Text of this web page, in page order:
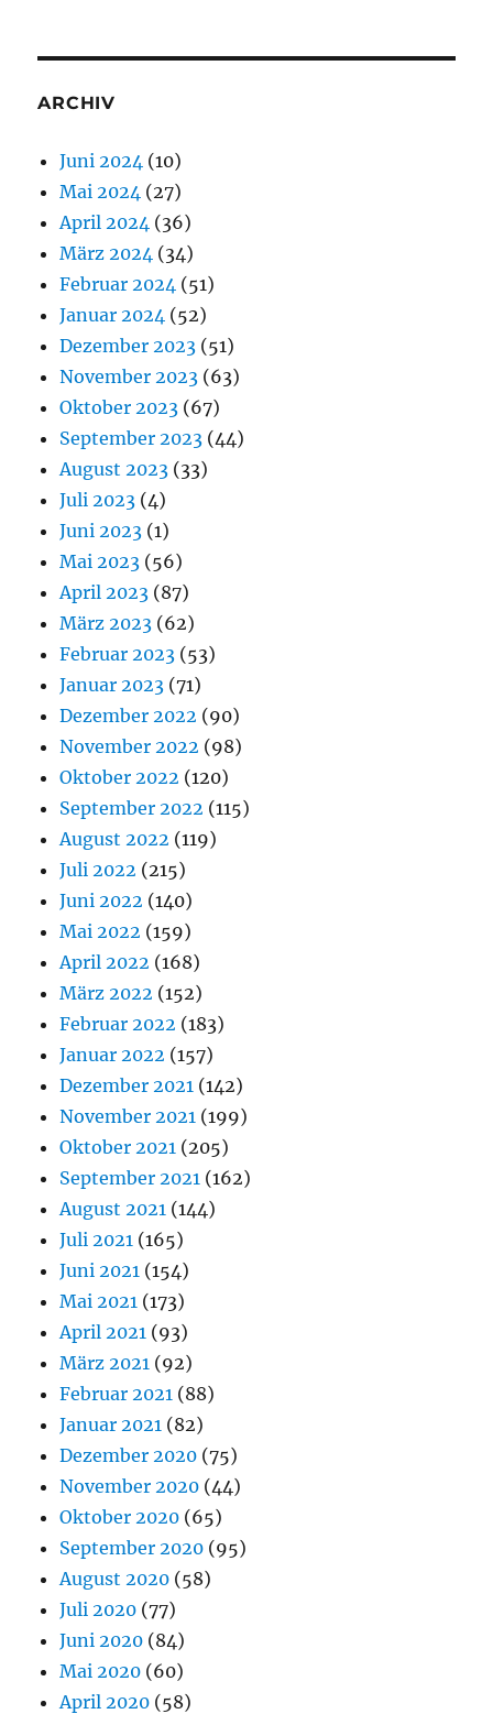
ARCHIV
Juni 2024 (10)
Mai 2024 (27)
April 2024 (36)
März 2024 (34)
Februar 2024 (51)
Januar 2024 (52)
Dezember 2023 (51)
November 2023 (63)
Oktober 2023 (67)
September 2023 (44)
August 2023 (33)
Juli 2023 (4)
Juni 2023 (1)
Mai 2023 (56)
April 2023 (87)
März 2023 (62)
Februar 2023 (53)
Januar 2023 (71)
Dezember 2022 (90)
November 2022 (98)
Oktober 2022 (120)
September 2022 (115)
August 2022 (119)
Juli 2022 (215)
Juni 2022 (140)
Mai 2022 (159)
April 2022 (168)
März 2022 (152)
Februar 2022 (183)
Januar 2022 (157)
Dezember 2021 (142)
November 2021 (199)
Oktober 2021 (205)
September 2021 (162)
August 2021 (144)
Juli 2021 (165)
Juni 2021 (154)
Mai 2021 (173)
April 2021 (93)
März 2021 (92)
Februar 2021 (88)
Januar 2021 (82)
Dezember 2020 (75)
November 2020 (44)
Oktober 2020 (65)
September 2020 (95)
August 2020 (58)
Juli 2020 (77)
Juni 2020 (84)
Mai 2020 (60)
April 2020 (58)